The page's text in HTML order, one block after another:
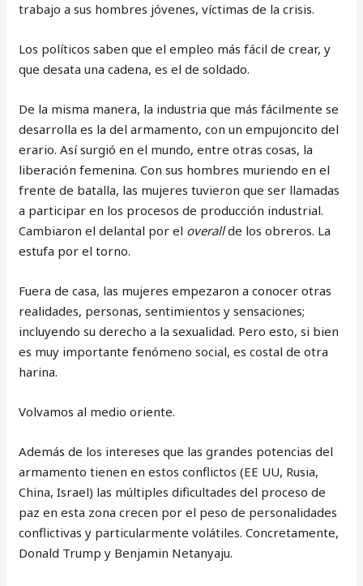
trabajo a sus hombres jóvenes, víctimas de la crisis.
Los políticos saben que el empleo más fácil de crear, y
que desata una cadena, es el de soldado.
De la misma manera, la industria que más fácilmente se
desarrolla es la del armamento, con un empujoncito del
erario. Así surgió en el mundo, entre otras cosas, la
liberación femenina. Con sus hombres muriendo en el
frente de batalla, las mujeres tuvieron que ser llamadas
a participar en los procesos de producción industrial.
Cambiaron el delantal por el overallde los obreros. La
estufa por el torno.
Fuera de casa, las mujeres empezaron a conocer otras
realidades, personas, sentimientos y sensaciones;
incluyendo su derecho a la sexualidad. Pero esto, si bien
es muy importante fenómeno social, es costal de otra
harina.
Volvamos al medio oriente.
Además de los intereses que las grandes potencias del
armamento tienen en estos conflictos (EE UU, Rusia,
China, Israel) las múltiples dificultades del proceso de
paz en esta zona crecen por el peso de personalidades
conflictivas y particularmente volátiles. Concretamente,
Donald Trump y Benjamin Netanyaju.